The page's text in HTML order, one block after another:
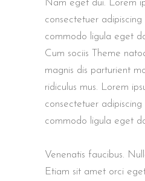
Nam eget dui. Lorem
consectetuer
commodo ligula eget
Cum sociis Theme
magnis dis parturient
ridiculus mus. Lorem
consectetuer
commodo ligula eget
Venenatis faucibus.
Etiam sit amet orci